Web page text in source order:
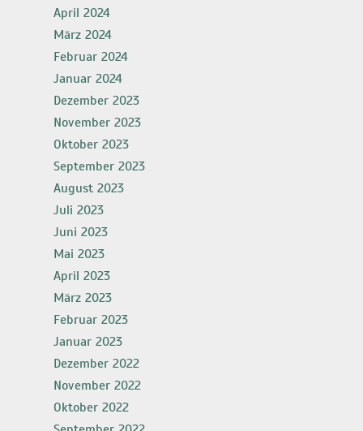
April 2024
März 2024
Februar 2024
Januar 2024
Dezember 2023
November 2023
Oktober 2023
September 2023
August 2023
Juli 2023
Juni 2023
Mai 2023
April 2023
März 2023
Februar 2023
Januar 2023
Dezember 2022
November 2022
Oktober 2022